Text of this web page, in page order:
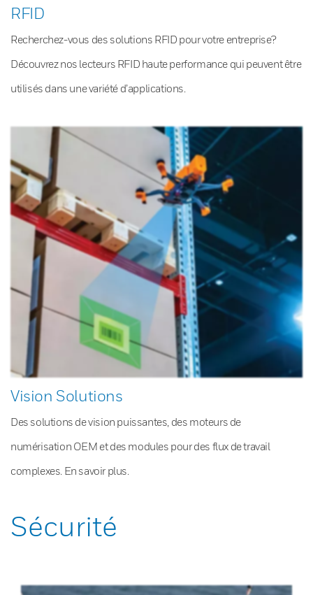
RFID
Recherchez-vous des solutions RFID pour votre entreprise?
Découvrez nos lecteurs RFID haute performance qui peuvent être
utilisés dans une variété d’applications.
Vision Solutions
Des solutions de vision puissantes, des moteurs de
numérisation OEM et des modules pour des flux de travail
complexes. En savoir plus.
Sécurité